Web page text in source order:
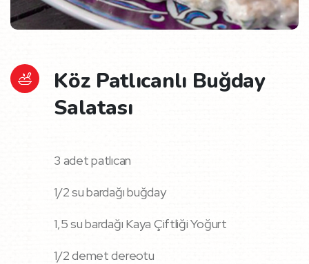
Köz Patlıcanlı Buğday
Salatası
3 adet patlıcan
1/2 su bardağı buğday
1,5 su bardağı Kaya Çiftliği Yoğurt
1/2 demet dereotu